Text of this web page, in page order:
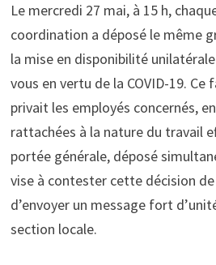
Le mercredi 27 mai, à 15 h,
coordination a déposé le même
la mise en disponibilité
vous en vertu de la COVID-19. Ce
privait les employés concernés,
rattachées à la nature du travail
portée générale, déposé
vise à contester cette décision
d’envoyer un message fort
section locale.